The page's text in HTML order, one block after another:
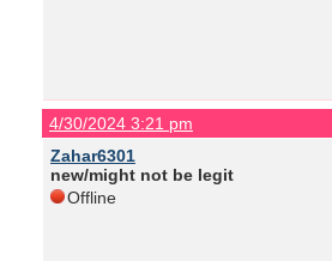
4/30/2024 3:21 pm
Zahar6301
new/might not be legit
Offline